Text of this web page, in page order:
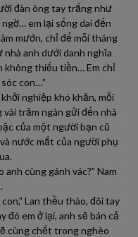
đàn ông tay trắng như
em lại sống dai đến
mướn, chỉ để mỗi tháng
anh dưới danh nghĩa
không thiếu tiền… Em chỉ
con…”
nghiệp khó khăn, mỗi
trăm ngàn gửi đến nhà
của một người bạn cũ
nước mắt của người phụ
cùng gánh vác?” Nam
Lan thều thào, đôi tay
đó em ở lại, anh sẽ bán cả
cùng chết trong nghèo